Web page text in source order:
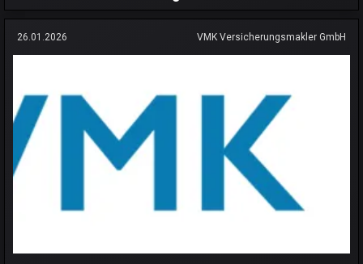
26.01.2026 VMK Versicherungsmakler GmbH